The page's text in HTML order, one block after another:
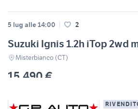
5 lug alle 14:00 2
Suzuki Ignis 1.2h iTop 2wd
Misterbianco (CT)
15.490 €